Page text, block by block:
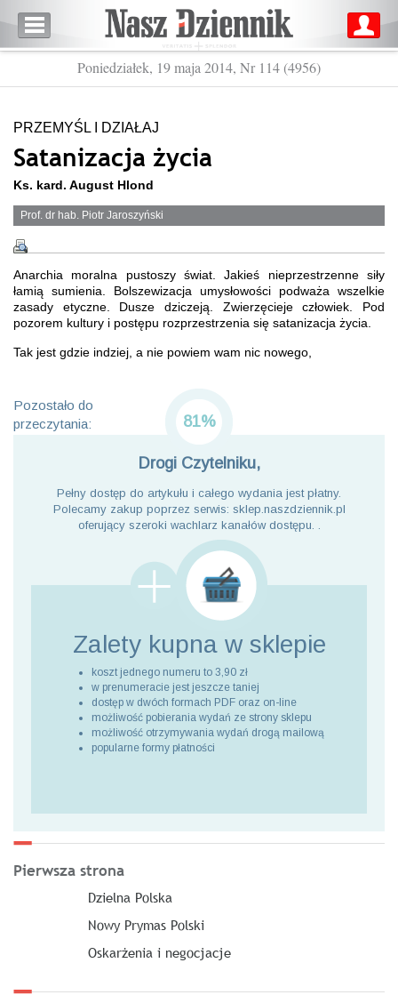
Poniedziałek, 19 maja 2014, Nr 114 (4956)
PRZEMYŚL I DZIAŁAJ
Satanizacja życia
Ks. kard. August Hlond
Prof. dr hab. Piotr Jaroszyński
Anarchia moralna pustoszy świat. Jakieś nieprzestrzenne siły
łamią sumienia. Bolszewizacja umysłowości podważa wszelkie
zasady etyczne. Dusze dziczeją. Zwierzęcieje człowiek. Pod
pozorem kultury i postępu rozprzestrzenia się satanizacja życia.
Tak jest gdzie indziej, a nie powiem wam nic nowego,
Pozostało do
przeczytania:
81%
Drogi Czytelniku,
Pełny dostęp do artykułu i całego wydania jest płatny.
Polecamy zakup poprzez serwis: sklep.naszdziennik.pl
oferujący szeroki wachlarz kanałów dostępu. .
Zalety kupna w sklepie
koszt jednego numeru to 3,90 zł
w prenumeracie jest jeszcze taniej
dostęp w dwóch formach PDF oraz on-line
możliwość pobierania wydań ze strony sklepu
możliwość otrzymywania wydań drogą mailową
popularne formy płatności
Pierwsza strona
Dzielna Polska
Nowy Prymas Polski
Oskarżenia i negocjacje